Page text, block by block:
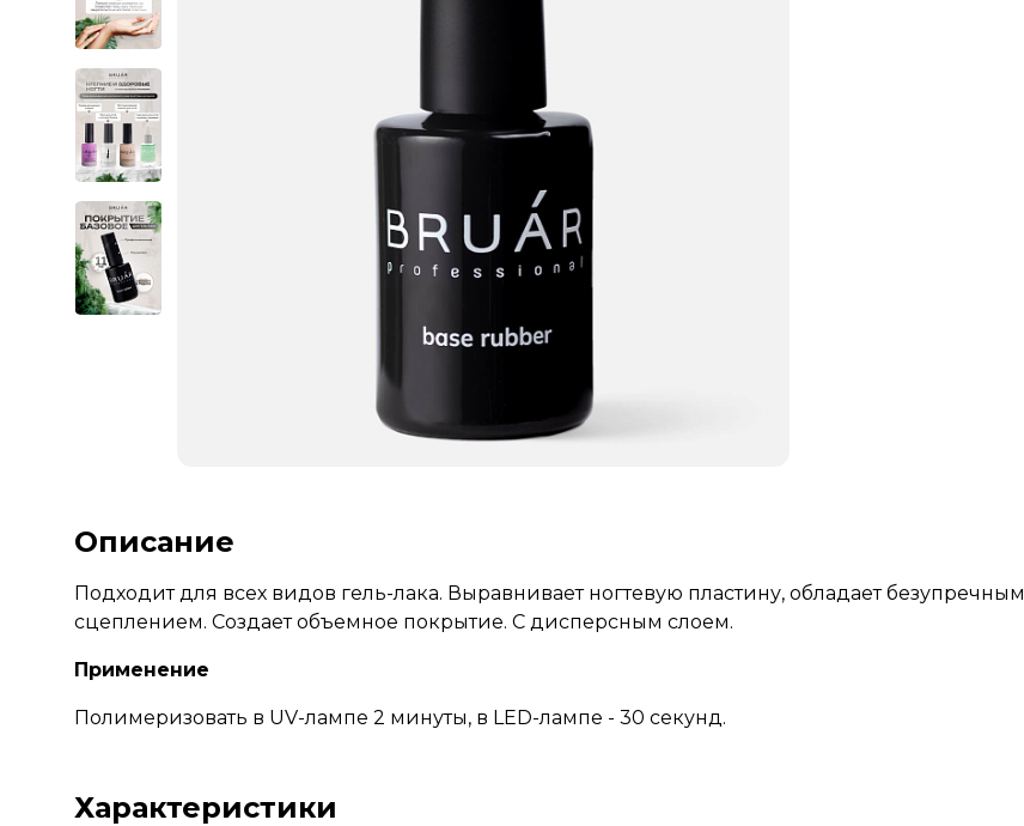
Описание
Подходит для всех видов гель-лака. Выравнивает ногтевую пластину, обладает безупречным
сцеплением. Создает объемное покрытие. С дисперсным слоем.
Применение
Полимеризовать в UV-лампе 2 минуты, в LED-лампе - 30 секунд.
Характеристики